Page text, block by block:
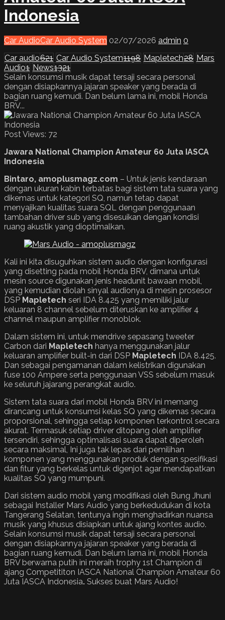
Indonesia
Car AudioCar Audio System 02/07/2026 admin 0
Car audio621 Car Audio System1198 Mapletech28 Mars
Audio1 News1321
Selain konsumsi musik dapat tersaji secara personal
dengan disiapkannya jajaran speaker yang berada di
bagian ruang kemudi. Dan belum lama ini, mobil Honda
BRV...
Post Views: 72
Jawara National Champion Amateur 60 Juta IASCA
Indonesia
Bintaro, amoplusmagz.com – Untuk jenis kendaraan
dengan ukuran kabin terbatas bagi sistem tata suara yang
dikemas untuk kategori SQ, namun tetap dapat
menyajikan kualitas suara SQL dengan penggunaan
tambahan driver sub yang disesuikan dengan kondisi
ruang akustik yang dioptimalkan.
Kali ini kita disuguhkan sistem audio dengan konfigurasi
yang disetting pada mobil Honda BRV, dimana untuk
mesin source digunakan jenis headunit bawaan mobil,
yang kemudian diolah sinyal audionya di mesin prosesor
DSP Mapletech seri IDA 8.425 yang memiliki jalur
keluaran 8 channel sebelum diteruskan ke amplifier 4
channel maupun amplifier monoblok.
Dalam sistem ini, untuk mendrive sepasang tweeter
Carbon dari Mapletech hanya menggunakan jalur
keluaran amplifier built-in dari DSP Mapletech IDA 8.425.
Dan sebagai pengamanan dalam kelistrikan digunakan
fuse 100 Ampere serta penggunaan VSS sebelum masuk
ke seluruh jajarang perangkat audio.
Sistem tata suara dari mobil Honda BRV ini memang
dirancang untuk konsumsi kelas SQ yang dikemas secara
proporsional, sehingga setiap komponen terkontrol secara
akurat. Termasuk setiap driver ditopang oleh amplifier
tersendiri, sehingga optimalisasi suara dapat diperoleh
secara maksimal, Ini juga tak lepas dari pemilihan
komponen yang menggunakan produk dengan spesifikasi
dan fitur yang berkelas untuk digenjot agar mendapatkan
kualitas SQ yang mumpuni.
Dari sistem audio mobil yang modifikasi oleh Bung Jhuni
sebagai Installer Mars Audio yang berkedudukan di kota
Tangerang Selatan, tentunya ingin menghadirkan nuansa
musik yang khusus disiapkan untuk ajang kontes audio.
Selain konsumsi musik dapat tersaji secara personal
dengan disiapkannya jajaran speaker yang berada di
bagian ruang kemudi. Dan belum lama ini, mobil Honda
BRV berwarna putih ini meraih trophy 1st Champion di
ajang Competititon IASCA National Champion Amateur 60
Juta IASCA Indonesia. Sukses buat Mars Audio!